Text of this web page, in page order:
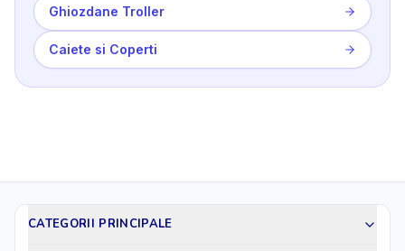
Ghiozdane Troller
Caiete si Coperti
CATEGORII PRINCIPALE